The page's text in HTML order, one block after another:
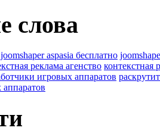
слова
joomshaper aspasia бесплатно
реклама агенство контекстная
игровых аппаратов